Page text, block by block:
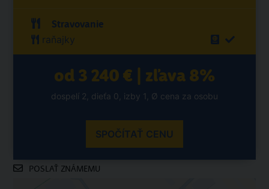
Stravovanie
raňajky
od 3 240 € | zľava 8%
dospelí 2, dieťa 0, izby 1, Ø cena za osobu
SPOČÍTAŤ CENU
POSLAŤ ZNÁMEMU